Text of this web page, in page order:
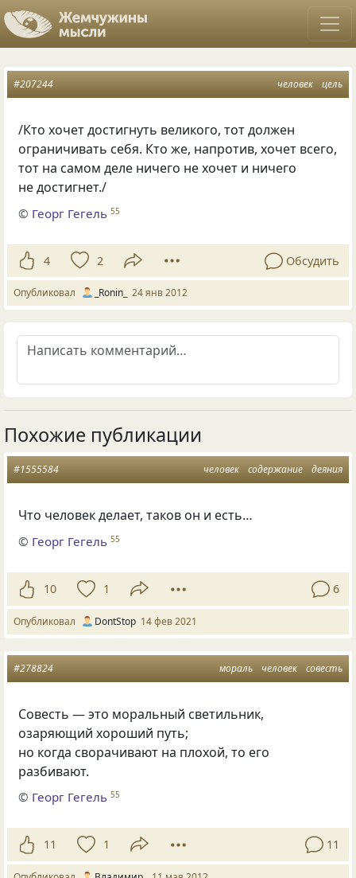
человек цель
#207244
/Кто хочет достигнуть великого, тот должен
ограничивать себя. Кто же, напротив, хочет всего,
тот на самом деле ничего не хочет и ничего
не достигнет./
© Георг Гегель 55
4 2 Обсудить
Опубликовал _Ronin_ 24 янв 2012
Похожие публикации
человек содержание деяния
#1555584
Что человек делает, таков он и есть…
© Георг Гегель 55
10 1 6
Опубликовал DontStop 14 фев 2021
мораль человек совесть
#278824
Совесть — это моральный светильник,
озаряющий хороший путь;
но когда сворачивают на плохой, то его
разбивают.
© Георг Гегель 55
11 1 11